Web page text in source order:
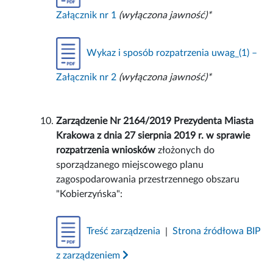
Załącznik nr 1 (wyłączona jawność)*
Wykaz i sposób rozpatrzenia uwag_(1) –
Załącznik nr 2 (wyłączona jawność)*
Zarządzenie Nr 2164/2019 Prezydenta Miasta
Krakowa z dnia 27 sierpnia 2019 r. w sprawie
rozpatrzenia wniosków złożonych do
sporządzanego miejscowego planu
zagospodarowania przestrzennego obszaru
"Kobierzyńska":
Treść zarządzenia |Strona źródłowa BIP
z zarządzeniem